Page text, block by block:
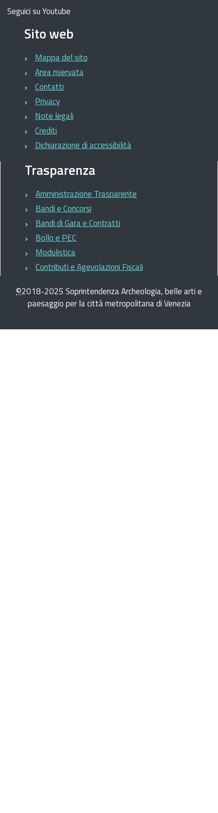
Seguici su Youtube
Sito web
Mappa del sito
Area riservata
Contatti
Privacy
Note legali
Crediti
Dichiarazione di accessibilità
Trasparenza
Amministrazione Trasparente
Bandi e Concorsi
Bandi di Gara e Contratti
Bollo e PEC
Modulistica
Contributi e Agevolazioni Fiscali
©2018-2025 Soprintendenza Archeologia, belle arti e
paesaggio per la città metropolitana di Venezia